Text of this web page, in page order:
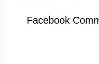
Facebook